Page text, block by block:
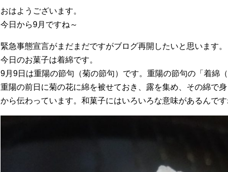
おはようございます。
今日から9月ですね～
緊急事態宣言がまだまだですがブログ再開したいと思います。
今日のお菓子は着綿です。
9月9日は重陽の節句（菊の節句）です。重陽の節句の「着綿
重陽の前日に菊の花に綿を被せておき、露を集め、その綿で
から伝わっています。和菓子にはいろいろな意味があるんで